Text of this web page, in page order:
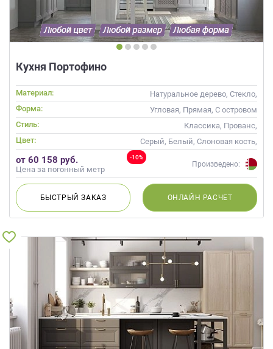
Кухня Портофино
Материал:
Натуральное дерево, Стекло,
Массив
Форма:
Угловая, Прямая, С островом
Стиль:
Классика, Прованс,
Скандинавский, Неоклассика
Цвет:
Серый, Белый, Слоновая кость,
Кремовый, Капучино
-10%
от 60 158 руб.
Цена за погонный метр
Произведено:
БЫСТРЫЙЗАКАЗ ОНЛАЙН РАСЧЕТ